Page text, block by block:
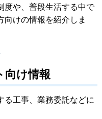
度や、普段生活する中で
けの情報を紹介しま
向け情報
る工事、業務委託などに